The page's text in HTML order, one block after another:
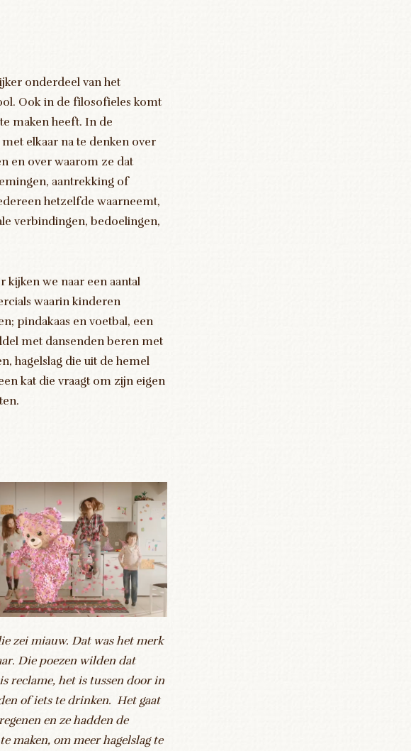
onderdeel van het
Ook in de filosofieles komt
maken heeft. In de
elkaar na te denken over
en over waarom ze dat
aantrekking of
hetzelfde waarneemt,
verbindingen, bedoelingen,
kijken we naar een aantal
waarin kinderen
pindakaas en voetbal, een
met dansenden beren met
hagelslag die uit de hemel
kat die vraagt om zijn eigen
zei miauw. Dat was het merk
Die poezen wilden dat
reclame, het is tussen door in
of iets te drinken. Het gaat
en ze hadden de
maken, om meer hagelslag te